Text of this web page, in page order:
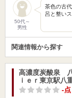
50代～
男性
茶色の古
呂と整い
関連情報から探す
高濃度炭酸泉
ｉｅｒ東京駅八
-点